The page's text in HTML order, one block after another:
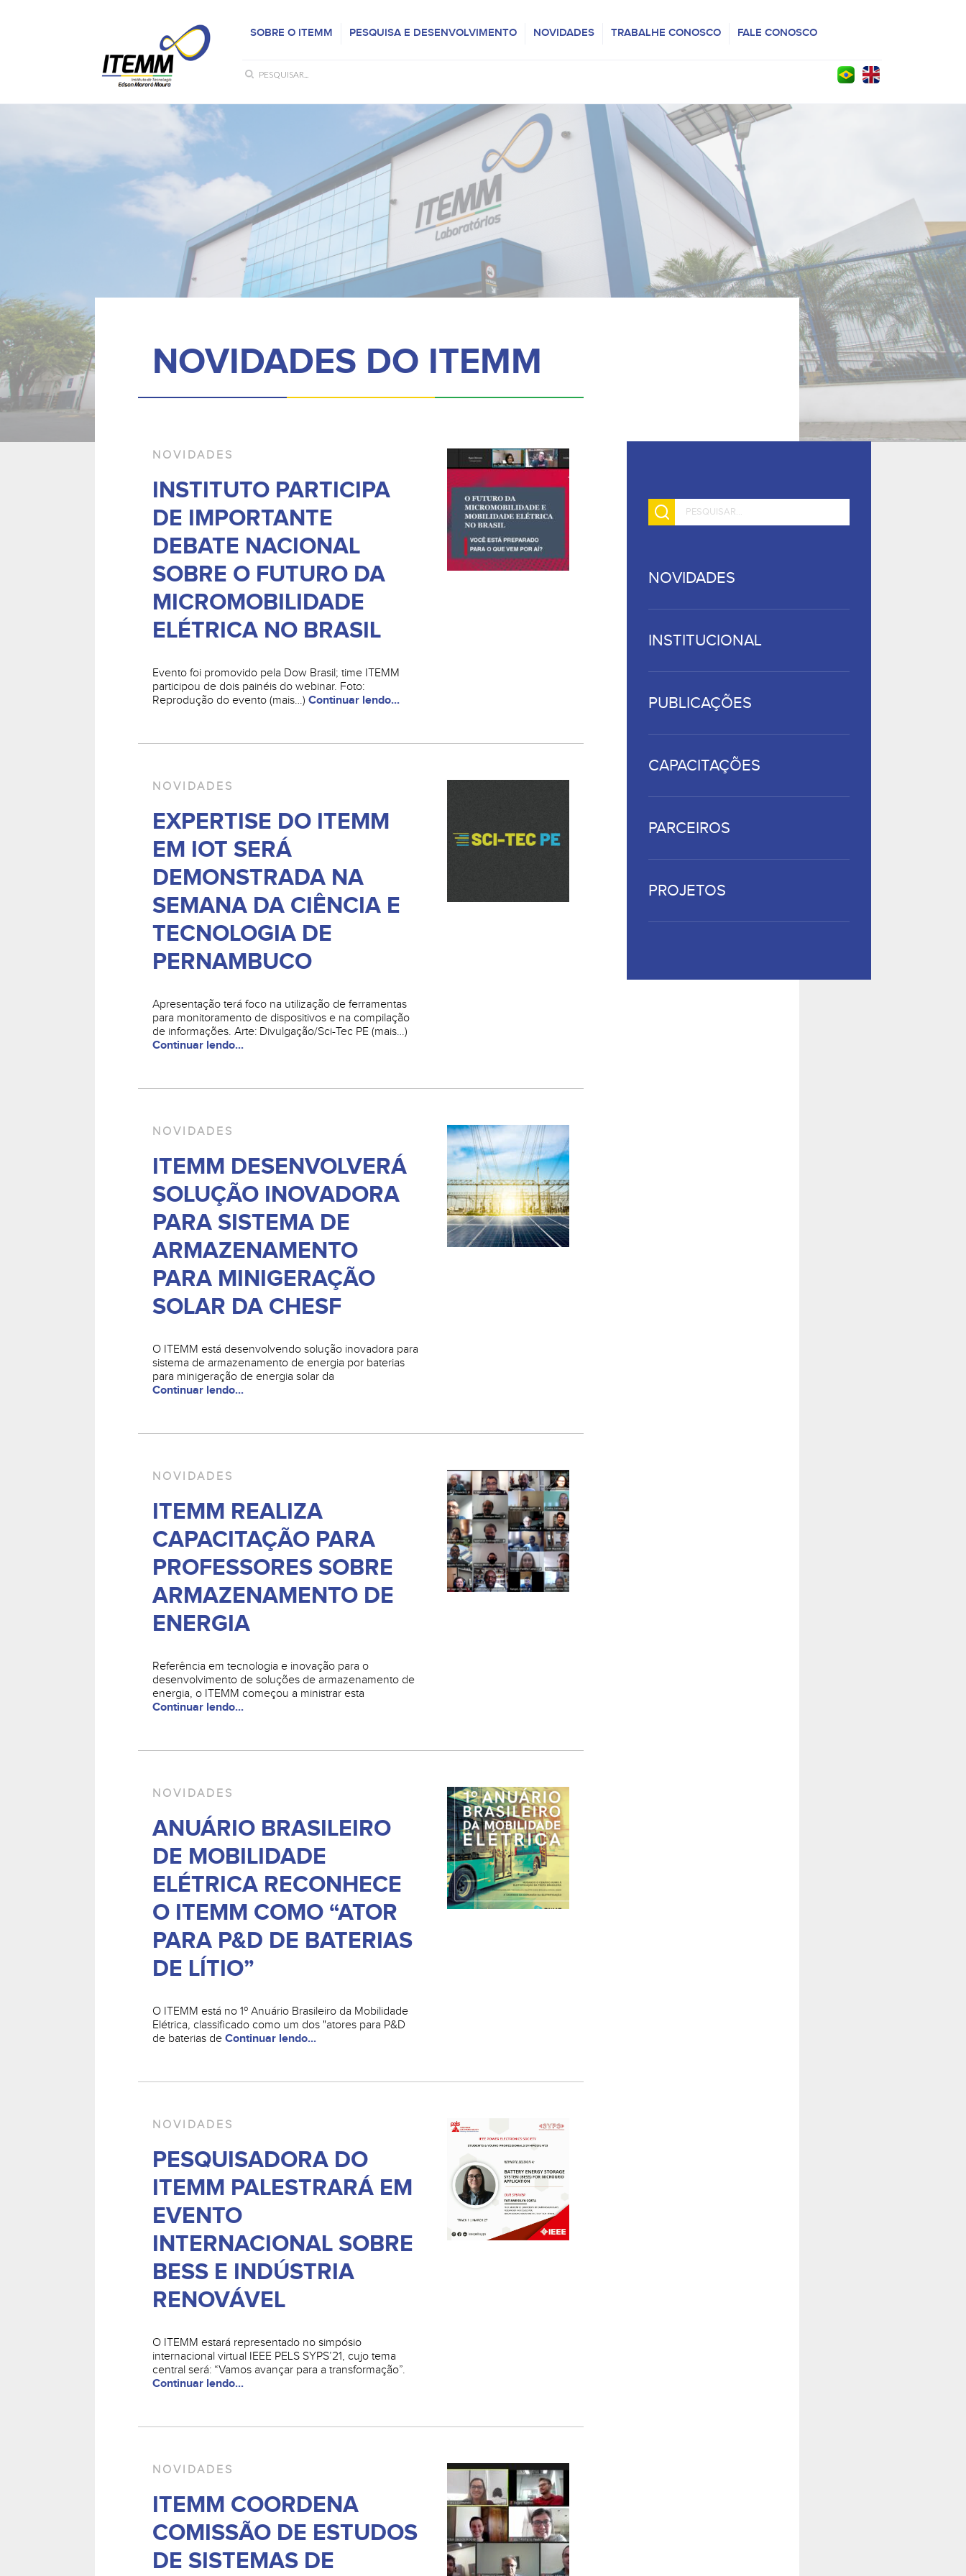
SOBRE O ITEMM PESQUISA E DESENVOLVIMENTO NOVIDADES TRABALHE CONOSCO FALE CONOSCO
NOVIDADES DO ITEMM
NOVIDADES
INSTITUTO PARTICIPA
DE IMPORTANTE
DEBATE NACIONAL
SOBRE O FUTURO DA
MICROMOBILIDADE
ELÉTRICA NO BRASIL
Evento foi promovido pela Dow Brasil; time ITEMM
participou de dois painéis do webinar. Foto:
Reprodução do evento (mais…) Continuar lendo...
NOVIDADES
EXPERTISE DO ITEMM
EM IOT SERÁ
DEMONSTRADA NA
SEMANA DA CIÊNCIA E
TECNOLOGIA DE
PERNAMBUCO
Apresentação terá foco na utilização de ferramentas
para monitoramento de dispositivos e na compilação
de informações. Arte: Divulgação/Sci-Tec PE (mais…)
Continuar lendo...
NOVIDADES
ITEMM DESENVOLVERÁ
SOLUÇÃO INOVADORA
PARA SISTEMA DE
ARMAZENAMENTO
PARA MINIGERAÇÃO
SOLAR DA CHESF
O ITEMM está desenvolvendo solução inovadora para
sistema de armazenamento de energia por baterias
para minigeração de energia solar da
Continuar lendo...
NOVIDADES
ITEMM REALIZA
CAPACITAÇÃO PARA
PROFESSORES SOBRE
ARMAZENAMENTO DE
ENERGIA
Referência em tecnologia e inovação para o
desenvolvimento de soluções de armazenamento de
energia, o ITEMM começou a ministrar esta
Continuar lendo...
NOVIDADES
ANUÁRIO BRASILEIRO
DE MOBILIDADE
ELÉTRICA RECONHECE
O ITEMM COMO “ATOR
PARA P&D DE BATERIAS
DE LÍTIO”
O ITEMM está no 1º Anuário Brasileiro da Mobilidade
Elétrica, classificado como um dos "atores para P&D
de baterias de Continuar lendo...
NOVIDADES
PESQUISADORA DO
ITEMM PALESTRARÁ EM
EVENTO
INTERNACIONAL SOBRE
BESS E INDÚSTRIA
RENOVÁVEL
O ITEMM estará representado no simpósio
internacional virtual IEEE PELS SYPS’21, cujo tema
central será: “Vamos avançar para a transformação”.
Continuar lendo...
NOVIDADES
ITEMM COORDENA
COMISSÃO DE ESTUDOS
DE SISTEMAS DE
NOVIDADES
INSTITUCIONAL
PUBLICAÇÕES
CAPACITAÇÕES
PARCEIROS
PROJETOS